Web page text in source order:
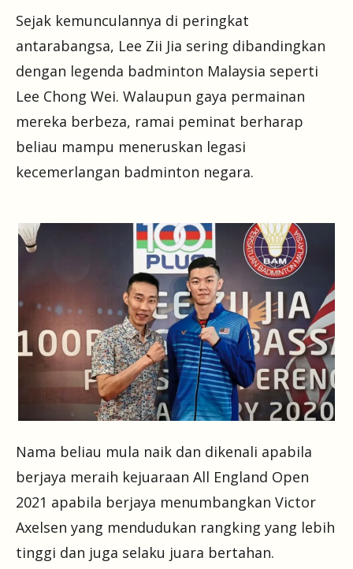
Sejak kemunculannya di peringkat
antarabangsa, Lee Zii Jia sering dibandingkan
dengan legenda badminton Malaysia seperti
Lee Chong Wei. Walaupun gaya permainan
mereka berbeza, ramai peminat berharap
beliau mampu meneruskan legasi
kecemerlangan badminton negara.
Nama beliau mula naik dan dikenali apabila
berjaya meraih kejuaraan All England Open
2021 apabila berjaya menumbangkan Victor
Axelsen yang mendudukan rangking yang lebih
tinggi dan juga selaku juara bertahan.